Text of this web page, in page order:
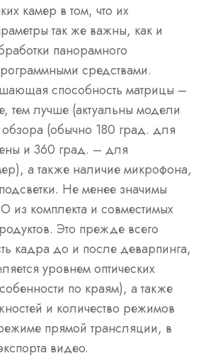
камер в том, что их
так же важны, как и
панорамного
средствами.
способность матрицы –
тем лучше (актуальны модели
(обычно 180 град. для
и 360 град. – для
а также наличие микрофона,
Не менее значимы
из комплекта и совместимых
Это прежде всего
кадра до и после деварпинга,
уровнем оптических
по краям), а также
и количество режимов
прямой трансляции, в
видео.